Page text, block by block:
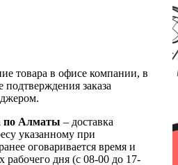
товара в офисе компании, в
подтверждения заказа
по Алматы – доставка
указанному при
оговаривается время и
рабочего дня (с 08-00 до 17-